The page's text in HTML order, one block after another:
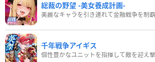
総裁の野望 -美女養成計画-
美麗なキャラを引き連れて金融戦争を制
千年戦争アイギス
個性豊かなユニットを指揮して敵を迎え撃